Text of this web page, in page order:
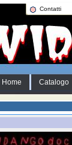
Contatti
Home Catalogo